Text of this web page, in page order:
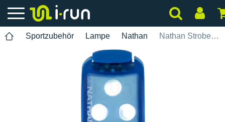
Sportzubehör Lampe Nathan Nathan StrobeLight